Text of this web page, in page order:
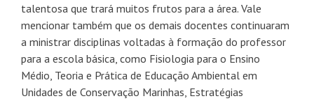
talentosa que trará muitos frutos para a área. Vale
mencionar também que os demais docentes continuaram
a ministrar disciplinas voltadas à formação do professor
para a escola básica, como Fisiologia para o Ensino
Médio, Teoria e Prática de Educação Ambiental em
Unidades de Conservação Marinhas, Estratégias